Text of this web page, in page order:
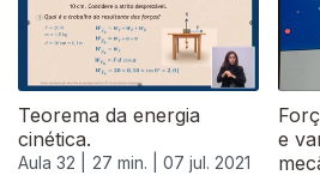
Teorema da energia
cinética.
Aula 32 | 27 min. | 07 jul. 2021
e